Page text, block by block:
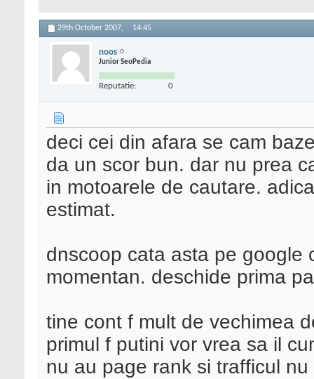
29th October 2007, 14:45
noos
Junior SeoPedia
Reputatie: 0
deci cei din afara se cam
da un scor bun. dar nu prea
in motoarele de cautare.
estimat.
dnscoop cata asta pe google
momentan. deschide prima
tine cont f mult de vechimea
primul f putini vor vrea sa il
nu au page rank si trafficul